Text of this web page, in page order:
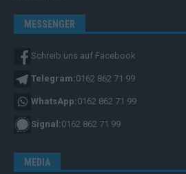
MESSENGER
Schreib uns auf Facebook
Telegram:0162 862 71 99
WhatsApp:0162 862 71 99
Signal:0162 862 71 99
MEDIA